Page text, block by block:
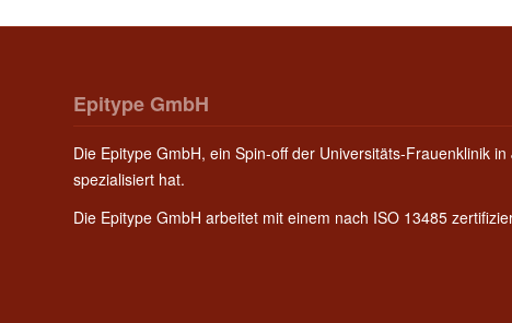
Epitype GmbH
Die Epitype GmbH, ein Spin-off der Universitäts-Frauenklinik
spezialisiert hat.
Die Epitype GmbH arbeitet mit einem nach ISO 13485